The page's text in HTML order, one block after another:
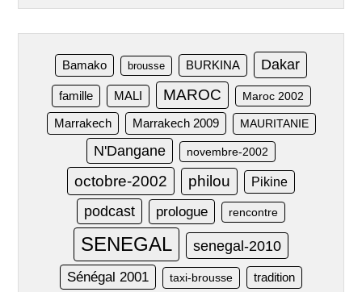
Bamako brousse BURKINA Dakar
famille MALI MAROC Maroc 2002
Marrakech Marrakech 2009 MAURITANIE
N'Dangane novembre-2002
octobre-2002 philou Pikine
podcast prologue rencontre
SENEGAL senegal-2010
Sénégal 2001 taxi-brousse tradition